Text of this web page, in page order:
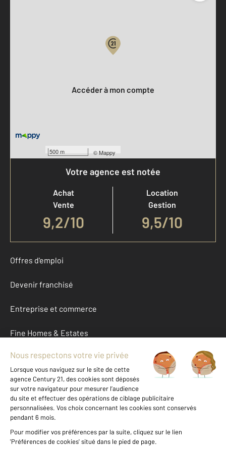
500 m ©Mappy
Accéder à mon compte
Votre agence est notée
Achat
Vente
9,2/10
Location
Gestion
9,5/10
Offres d'emploi
Devenir franchisé
Entreprise et commerce
Fine Homes & Estates
À propos
International
Nous contacter